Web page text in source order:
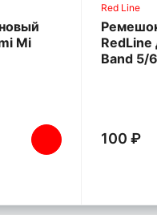
Mi
Red Line
RedLine
Band 5/
100 ₽